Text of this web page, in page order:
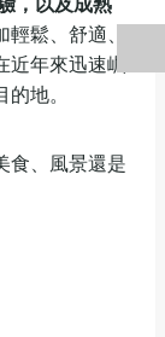
鬆、舒適、
年來迅速崛
地。
食、風景還是